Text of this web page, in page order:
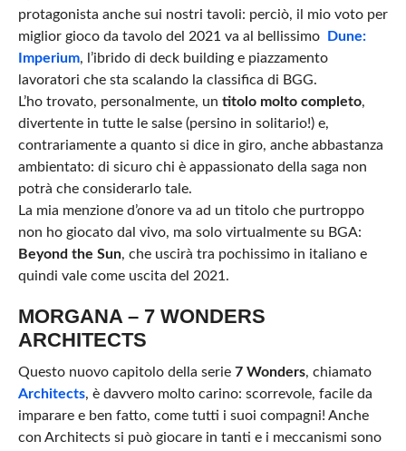
protagonista anche sui nostri tavoli: perciò, il mio voto per
miglior gioco da tavolo del 2021 va al bellissimo
Dune:
Imperium, l’ibrido di deck building e piazzamento
lavoratori che sta scalando la classifica di BGG.
L’ho trovato, personalmente, un titolo molto completo,
divertente in tutte le salse (persino in solitario!) e,
contrariamente a quanto si dice in giro, anche abbastanza
ambientato: di sicuro chi è appassionato della saga non
potrà che considerarlo tale.
La mia menzione d’onore va ad un titolo che purtroppo
non ho giocato dal vivo, ma solo virtualmente su BGA:
Beyond the Sun, che uscirà tra pochissimo in italiano e
quindi vale come uscita del 2021.
MORGANA – 7 WONDERS
ARCHITECTS
Questo nuovo capitolo della serie 7 Wonders, chiamato
Architects, è davvero molto carino: scorrevole, facile da
imparare e ben fatto, come tutti i suoi compagni! Anche
con Architects si può giocare in tanti e i meccanismi sono